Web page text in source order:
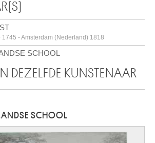
- Amsterdam (Nederland) 1818
SCHOOL
DEZELFDE KUNSTENAAR
SCHOOL